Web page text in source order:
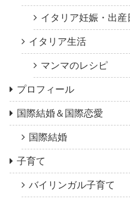
イタリア妊娠・出産
イタリア生活
マンマのレシピ
プロフィール
国際結婚＆国際恋愛
国際結婚
子育て
バイリンガル子育て